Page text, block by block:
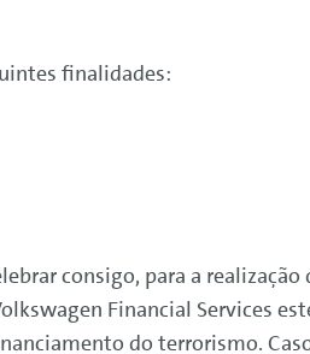
finalidades:
consigo, para a
Financial Services
do terrorismo.